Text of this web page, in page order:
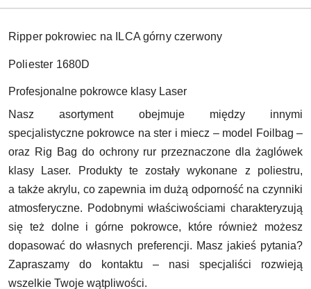
Ripper pokrowiec na ILCA górny czerwony
Poliester 1680D
Profesjonalne pokrowce klasy Laser
Nasz asortyment obejmuje między innymi
specjalistyczne pokrowce na ster i miecz – model Foilbag –
oraz Rig Bag do ochrony rur przeznaczone dla żaglówek
klasy
Laser. Produkty te zostały wykonane z poliestru,
a także akrylu, co zapewnia im dużą odporność na czynniki
atmosferyczne. Podobnymi właściwościami charakteryzują
się też dolnei górne pokrowce, które również możesz
dopasować do własnych preferencji. Masz jakieś pytania?
Zapraszamy do kontaktu – nasi specjaliści rozwieją
wszelkie Twoje wątpliwości.